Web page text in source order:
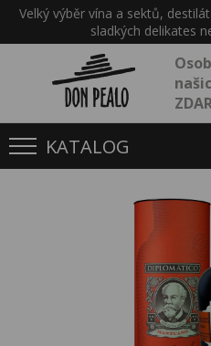
Velký výběr vína a sektů,
sladkých delikates
KATALOG